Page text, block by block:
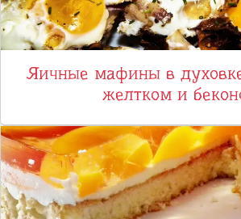
Яичные мафины в
желтком и